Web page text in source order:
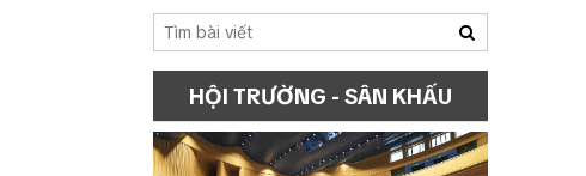
HỘI TRƯỜNG - SÂN KHẤU